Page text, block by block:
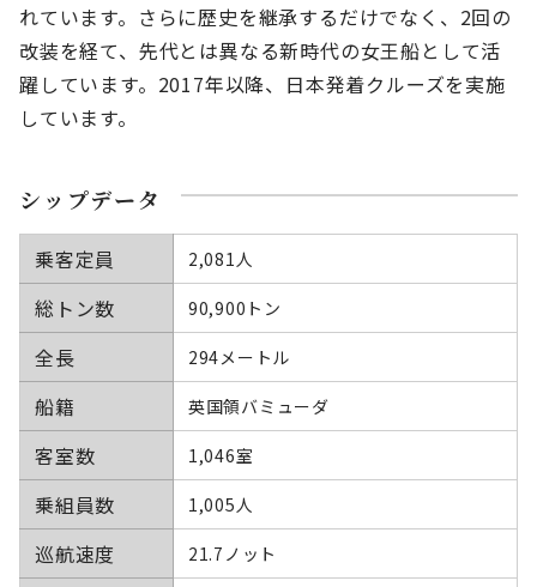
れています。さらに歴史を継承するだけでなく、2回の
改装を経て、先代とは異なる新時代の女王船として活
躍しています。2017年以降、日本発着クルーズを実施
しています。
シップデータ
乗客定員 2,081人
総トン数 90,900トン
全長 294メートル
船籍 英国領バミューダ
客室数 1,046室
乗組員数 1,005人
巡航速度 21.7ノット